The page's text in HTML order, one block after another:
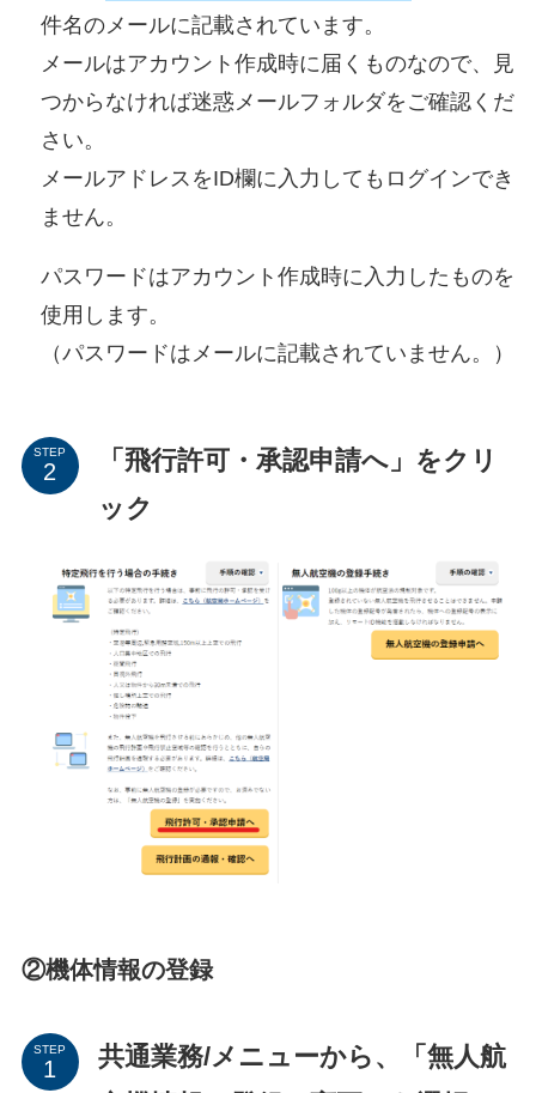
件名のメールに記載されています。
メールはアカウント作成時に届くものなので、見
つからなければ迷惑メールフォルダをご確認くだ
さい。
メールアドレスをID欄に入力してもログインでき
ません。
パスワードはアカウント作成時に入力したものを
使用します。
（パスワードはメールに記載されていません。）
STEP
「飛行許可・承認申請へ」をクリ
ック
②機体情報の登録
STEP
共通業務/メニューから、「無人航